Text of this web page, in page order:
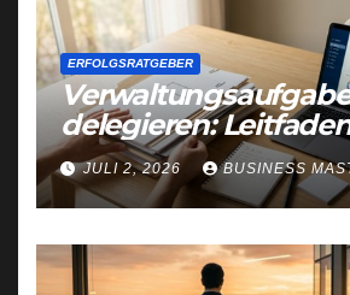
ERFOLGSRATGEBER
delegieren:
Gründer und
JULI 2, 2026 BUSINESS